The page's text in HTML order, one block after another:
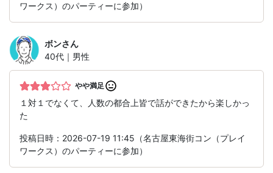
ワークス）のパーティーに参加）
ボンさん
40代｜男性
やや満足
１対１でなくて、人数の都合上皆で話ができたから楽しかっ
た
投稿日時：2026-07-19 11:45（名古屋東海街コン（プレイ
ワークス）のパーティーに参加）